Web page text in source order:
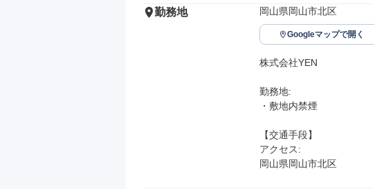
勤務地 岡山県岡山市北区
Googleマップで開く
株式会社YEN
勤務地:
・敷地内禁煙
【交通手段】
アクセス:
岡山県岡山市北区